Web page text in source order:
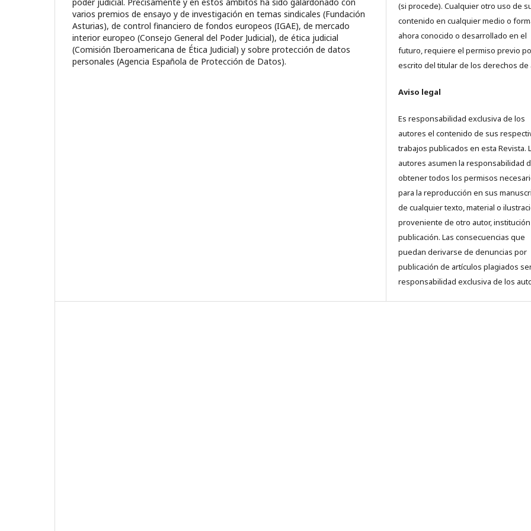
varios premios de ensayo y de investigación en temas sindicales (Fundación
Asturias), de control financiero de fondos europeos (IGAE), de mercado
interior europeo (Consejo General del Poder Judicial), de ética judicial
(Comisión Iberoamericana de Ética Judicial) y sobre protección de datos
personales (Agencia Española de Protección de Datos).
(si procede). Cualquier otro uso de
contenido en cualquier medio o
ahora conocido o desarrollado en el
futuro, requiere el permiso previo
escrito del titular de los derechos de
Aviso legal
Es responsabilidad exclusiva de los
autores el contenido de sus
trabajos publicados en esta Revista.
autores asumen la responsabilidad
obtener todos los permisos
para la reproducción en sus
de cualquier texto, material o
proveniente de otro autor,
publicación. Las consecuencias que
puedan derivarse de denuncias por
publicación de artículos plagiados
responsabilidad exclusiva de los